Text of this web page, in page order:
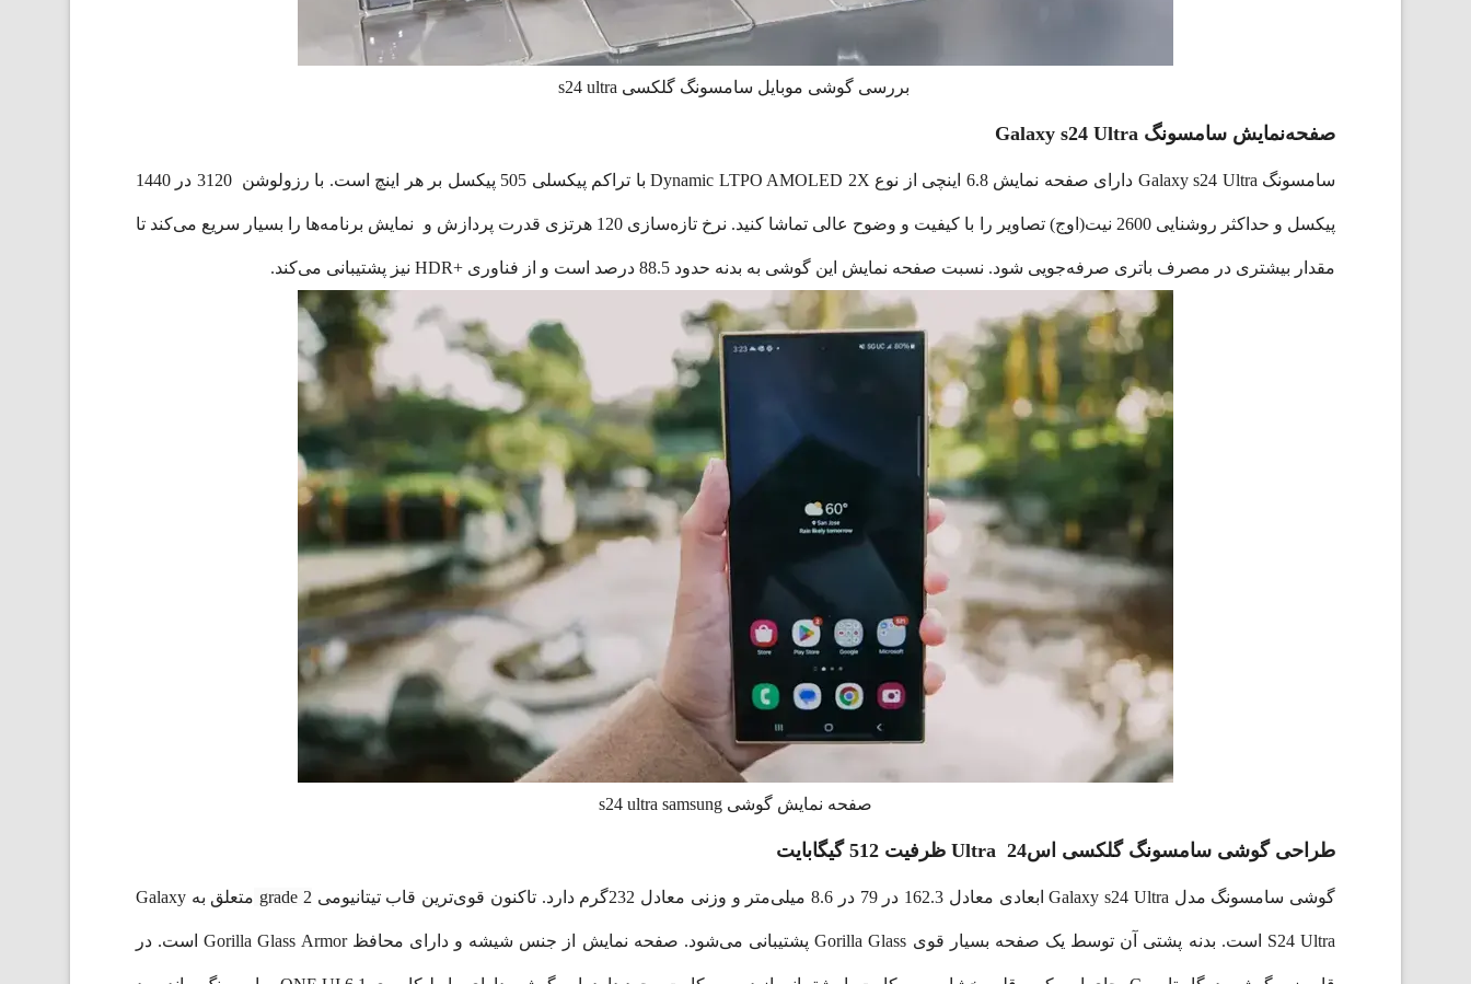
بررسی گوشی موبایل سامسونگ گلکسی s24 ultra
صفحه‌نمایش سامسونگ Galaxy s24 Ultra
سامسونگ Galaxy s24 Ultra دارای صفحه نمایش 6.8 اینچی از نوع Dynamic LTPO AMOLED 2X با تراکم پیکسلی 505 پیکسل بر هر اینچ است. با رزولوشن 3120 در 1440
پیکسل و حداکثر روشنایی 2600 نیت(اوج) تصاویر را با کیفیت و وضوح عالی تماشا کنید. نرخ تازه‌سازی 120 هرتزی قدرت پردازش و نمایش برنامه‌ها را بسیار سریع می‌کند تا
مقدار بیشتری در مصرف باتری صرفه‌جویی شود. نسبت صفحه نمایش این گوشی به بدنه حدود 88.5 درصد است و از فناوری +HDR نیز پشتیبانی می‌کند.
صفحه نمایش گوشی s24 ultra samsung
طراحی گوشی سامسونگ گلکسی اس24 Ultra ظرفیت 512 گیگابایت
گوشی سامسونگ مدل Galaxy s24 Ultra ابعادی معادل 162.3 در 79 در 8.6 میلی‌متر و وزنی معادل 232گرم دارد. تاکنون قوی‌ترین قاب تیتانیومی grade 2 متعلق به Galaxy
S24 Ultra است. بدنه پشتی آن توسط یک صفحه بسیار قوی Gorilla Glass پشتیبانی می‌شود. صفحه نمایش از جنس شیشه و دارای محافظ Gorilla Glass Armor است. در